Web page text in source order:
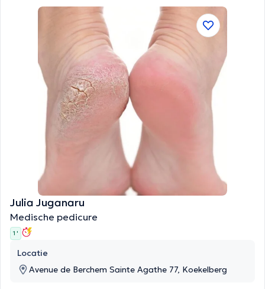
Julia Juganaru
Medische pedicure
1 '
Locatie
Avenue de Berchem Sainte Agathe 77, Koekelberg